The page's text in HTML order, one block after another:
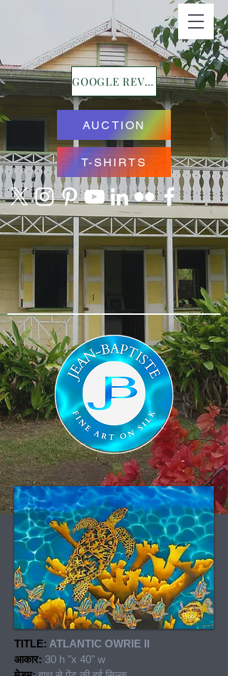
GOOGLE REVIEWS
AUCTION
T-SHIRTS
TITLE: ATLANTIC OWRIE II
आकार: 30 h "x 40" w